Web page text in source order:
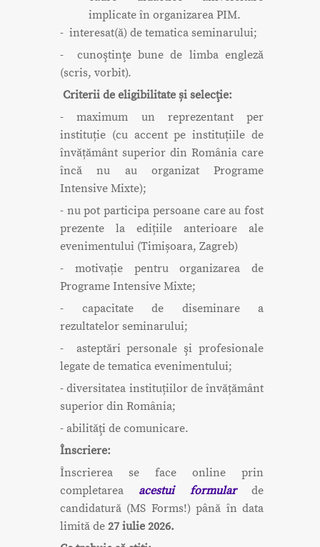
implicate în organizarea PIM.
- interesat(ă) de tematica seminarului;
- cunoştinţe bune de limba engleză
(scris, vorbit).
Criterii de eligibilitate și selecţie:
- maximum un reprezentant per
instituție (cu accent pe instituțiile de
învățământ superior din România care
încă nu au organizat Programe
Intensive Mixte);
- nu pot participa persoane care au fost
prezente la edițiile anterioare ale
evenimentului (Timișoara, Zagreb)
- motivație pentru organizarea de
Programe Intensive Mixte;
- capacitate de diseminare a
rezultatelor seminarului;
- asteptări personale şi profesionale
legate de tematica evenimentului;
- diversitatea instituțiilor de învățământ
superior din România;
- abilităţi de comunicare.
Înscriere:
Înscrierea se face online prin
completarea acestui formularde
candidatură (MS Forms!) până în data
limită de 27 iulie 2026.